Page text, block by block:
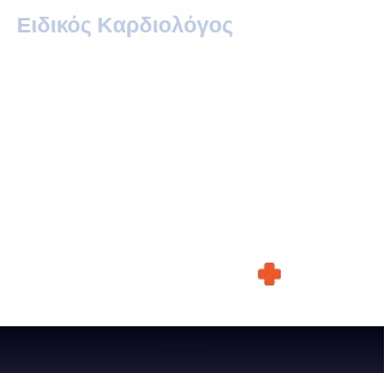
Ειδικός Καρδιολόγος